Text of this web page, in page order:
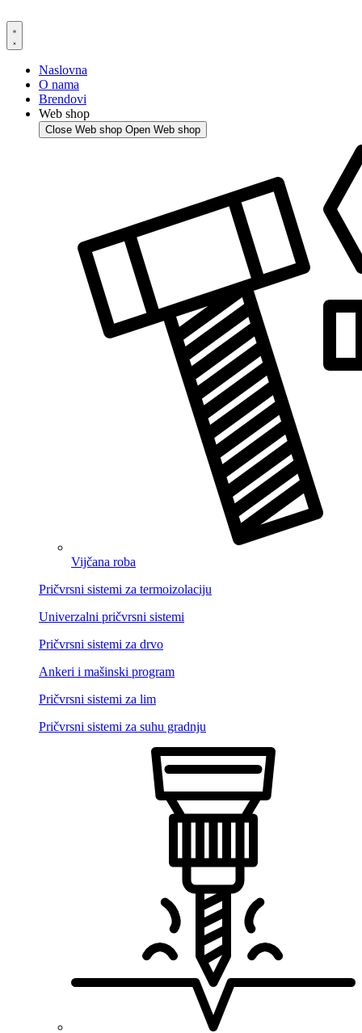
to
content
Naslovna
O nama
Brendovi
Web shop
Close Web shop Open Web shop
Vijčana roba
Pričvrsni sistemi za termoizolaciju
Univerzalni pričvrsni sistemi
Pričvrsni sistemi za drvo
Ankeri i mašinski program
Pričvrsni sistemi za lim
Pričvrsni sistemi za suhu gradnju